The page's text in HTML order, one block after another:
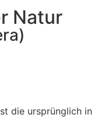
Natur​
die ursprünglich in